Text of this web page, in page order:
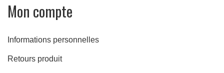
Mon compte
Informations personnelles
Retours produit